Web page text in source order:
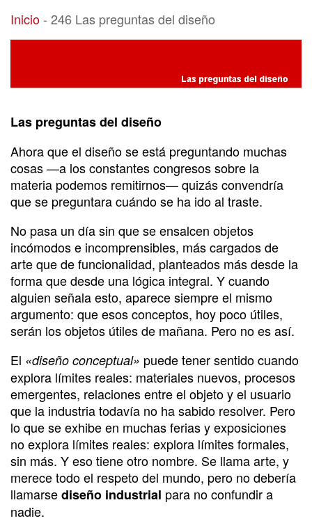
246 Las preguntas del diseño
Inicio- 246 Las preguntas del diseño
Las preguntas del diseño
Ahora que el diseño se está preguntando muchas
cosas —a los constantes congresos sobre la
materia podemos remitirnos— quizás convendría
que se preguntara cuándo se ha ido al traste.
No pasa un día sin que se ensalcen objetos
incómodos e incomprensibles, más cargados de
arte que de funcionalidad, planteados más desde la
forma que desde una lógica integral. Y cuando
alguien señala esto, aparece siempre el mismo
argumento: que esos conceptos, hoy poco útiles,
serán los objetos útiles de mañana. Pero no es así.
El «diseño conceptual» puede tener sentido cuando
explora límites reales: materiales nuevos, procesos
emergentes, relaciones entre el objeto y el usuario
que la industria todavía no ha sabido resolver. Pero
lo que se exhibe en muchas ferias y exposiciones
no explora límites reales: explora límites formales,
sin más. Y eso tiene otro nombre. Se llama arte, y
merece todo el respeto del mundo, pero no debería
llamarsediseño industrial para no confundir a
nadie.